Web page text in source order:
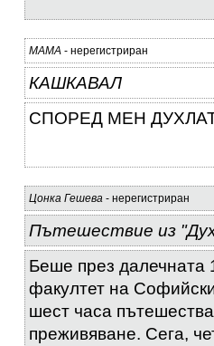
МАМА - нерегистриран
КАШКАВАЛ
СПОРЕД МЕН
Цонка Гешева - нерегистриран
Пътешествие из
Беше през далечната
факултет на
шест часа
преживяване. Сега,